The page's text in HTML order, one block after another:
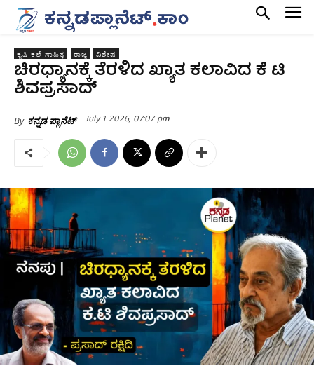
ಕೃಷಿ-ಕಲೆ-ಸಾಹಿತ್ಯ ರಾಜ್ಯ ವಿಶೇಷ
‌ಚಿರಧ್ಯಾನಕ್ಕೆ ತೆರಳಿದ ಖ್ಯಾತ ಕಲಾವಿದ ಕೆ ಟಿ
ಶಿವಪ್ರಸಾದ್
By ಕನ್ನಡ ಪ್ಲಾನೆಟ್ July 1 2026, 07:07 pm